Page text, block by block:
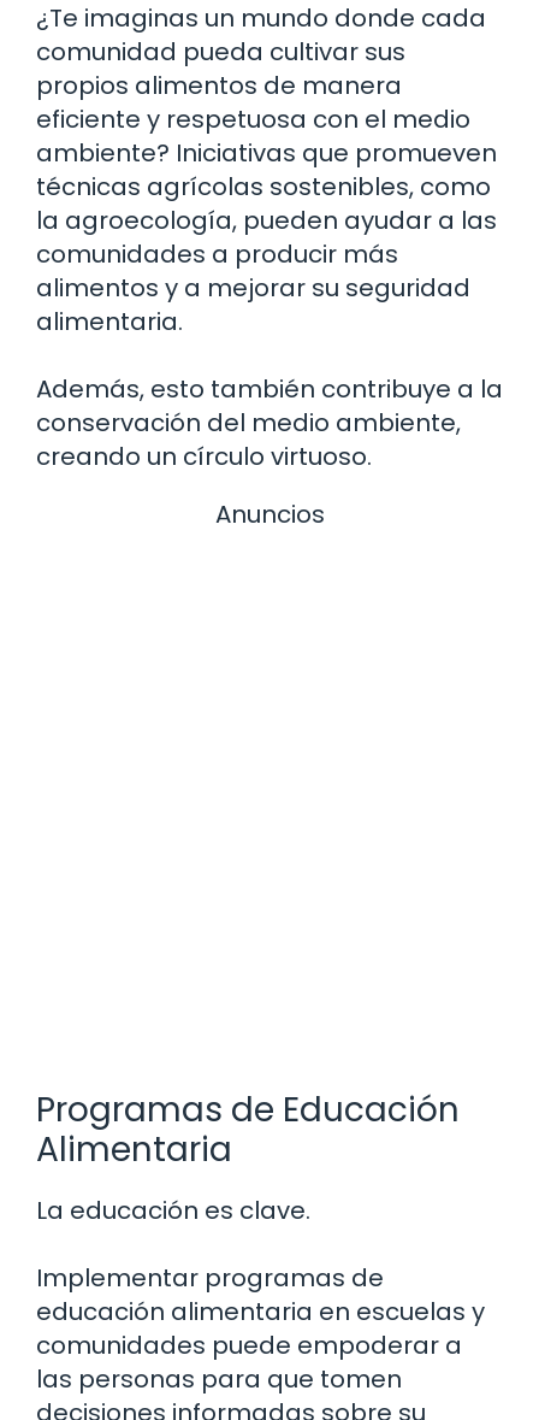
¿Te imaginas un mundo donde cada
comunidad pueda cultivar sus
propios alimentos de manera
eficiente y respetuosa con el medio
ambiente? Iniciativas que promueven
técnicas agrícolas sostenibles, como
la agroecología, pueden ayudar a las
comunidades a producir más
alimentos y a mejorar su seguridad
alimentaria.
Además, esto también contribuye a la
conservación del medio ambiente,
creando un círculo virtuoso.
Anuncios
Programas de Educación
Alimentaria
La educación es clave.
Implementar programas de
educación alimentaria en escuelas y
comunidades puede empoderar a
las personas para que tomen
decisiones informadas sobre su